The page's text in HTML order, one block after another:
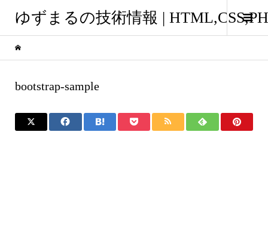
ゆずまるの技術情報 |
bootstrap-sample